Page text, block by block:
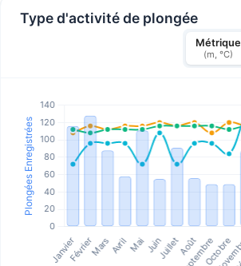
Type d'activité de plongée
Métrique
(m, °C)